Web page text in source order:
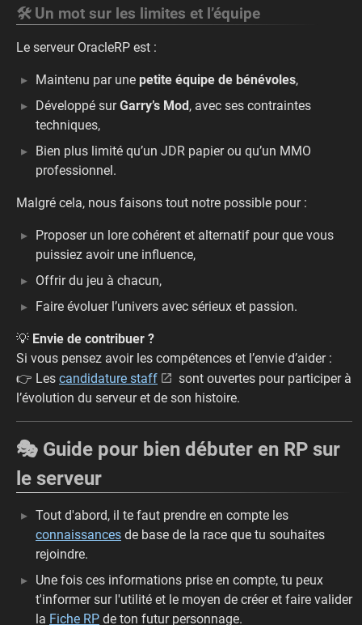
🛠️ Un mot sur les limites et l’équipe
Le serveur OracleRP est :
Maintenu par une petite équipe de bénévoles,
Développé surGarry’s Mod, avec ses contraintes
techniques,
Bien plus limité qu’un JDR papier ou qu’un MMO
professionnel.
Malgré cela, nous faisons tout notre possible pour :
Proposer un lore cohérent et alternatif pour que vous
puissiez avoir une influence,
Offrir du jeu à chacun,
Faire évoluer l’univers avec sérieux et passion.
💡 Envie de contribuer ?
Si vous pensez avoir les compétences et l’envie d’aider :
👉 Les candidature staff
sont ouvertes pour participer à
l’évolution du serveur et de son histoire.
🎭 Guide pour bien débuter en RP sur
le serveur
Tout d'abord, il te faut prendre en compte les
connaissances de base de la race que tu souhaites
rejoindre.
Une fois ces informations prise en compte, tu peux
t'informer sur l'utilité et le moyen de créer et faire valider
la Fiche RP de ton futur personnage.